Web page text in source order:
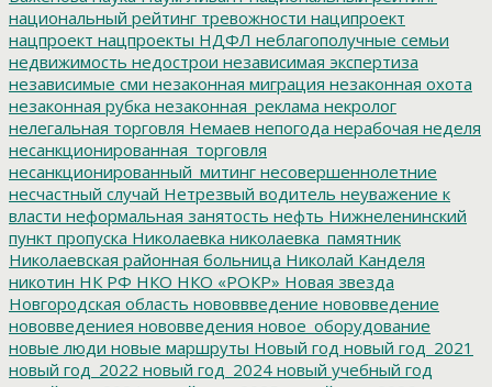
национальный рейтинг тревожности наципроект
нацпроект нацпроекты НДФЛ неблагополучные семьи
недвижимость недострои независимая экспертиза
независимые сми незаконная миграция незаконная охота
незаконная рубка незаконная_реклама некролог
нелегальная торговля Немаев непогода нерабочая неделя
несанкционированная_торговля
несанкционированный_митинг несовершеннолетние
несчастный случай Нетрезвый водитель неуважение к
власти неформальная занятость нефть Нижнеленинский
пункт пропуска Николаевка николаевка_памятник
Николаевская районная больница Николай Канделя
никотин НК РФ НКО НКО «РОКР» Новая звезда
Новгородская область нововвведение нововведение
нововведениея нововведения новое_оборудование
новые люди новые маршруты Новый год новый год_2021
новый год_2022 новый год_2024 новый учебный год